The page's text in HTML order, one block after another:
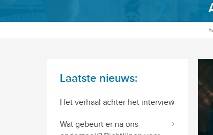
Laatste nieuws:
Het verhaal achter het interview
Wat gebeurt er na ons